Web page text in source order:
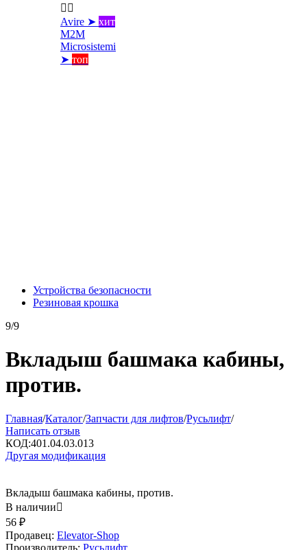
 
Avire ➤ хит
M2M
Microsistemi
➤ топ
Устройства безопасности
Резиновая крошка
9/9
Вкладыш башмака кабины,
против.
Главная/Каталог/Запчасти для лифтов/Русьлифт/
Написать отзыв
КОД:401.04.03.013
Другая модификация
Вкладыш башмака кабины, против.
В наличии
56 ₽
Продавец: Elevator-Shop
Производитель: Русьлифт